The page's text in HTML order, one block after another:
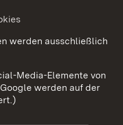
werden ausschließlich
Media-Elemente von
werden auf der